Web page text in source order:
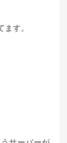
す。